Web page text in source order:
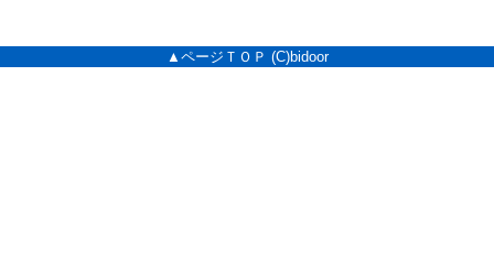
▲ページＴＯＰ (C)bidoor